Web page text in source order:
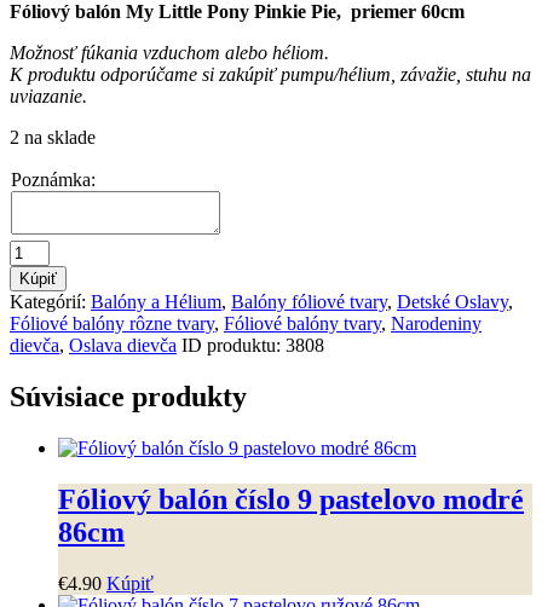
Fóliový balón My Little Pony Pinkie Pie, priemer 60cm
Možnosť fúkania vzduchom alebo héliom.
K produktu odporúčame si zakúpiť pumpu/hélium, závažie, stuhu na
uviazanie.
2 na sklade
Poznámka:
množstvo
Fóliový
balón
My
Little
Pony
Pie
Kúpiť
Kategórií: Balóny a Hélium, Balóny fóliové tvary, Detské Oslavy,
Fóliové balóny rôzne tvary, Fóliové balóny tvary, Narodeniny
dievča, Oslava dievča ID produktu: 3808
Súvisiace produkty
Fóliový balón číslo 9 pastelovo modré
86cm
€4.90 Kúpiť